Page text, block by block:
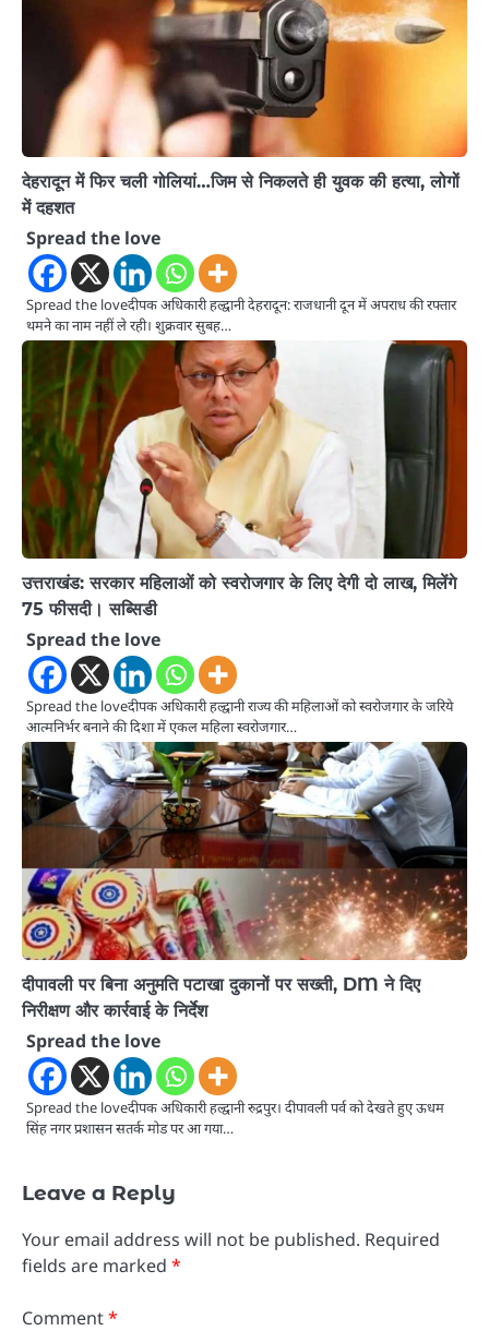
देहरादून में फिर चली गोलियां…जिम से निकलते ही युवक की हत्या, लोगों
में दहशत
Spread the love
Spread the loveदीपक अधिकारी हल्द्वानी देहरादून: राजधानी दून में अपराध की रफ्तार
थमने का नाम नहीं ले रही। शुक्रवार सुबह…
उत्तराखंड: सरकार महिलाओं को स्वरोजगार के लिए देगी दो लाख, मिलेंगे
75 फीसदी। सब्सिडी
Spread the love
Spread the loveदीपक अधिकारी हल्द्वानी राज्य की महिलाओं को स्वरोजगार के जरिये
आत्मनिर्भर बनाने की दिशा में एकल महिला स्वरोजगार…
दीपावली पर बिना अनुमति पटाखा दुकानों पर सख्ती, DM ने दिए
निरीक्षण और कार्रवाई के निर्देश
Spread the love
Spread the loveदीपक अधिकारी हल्द्वानी रुद्रपुर। दीपावली पर्व को देखते हुए ऊधम
सिंह नगर प्रशासन सतर्क मोड पर आ गया…
Leave a Reply
Your email address will not be published. Required
fields are marked *
Comment*